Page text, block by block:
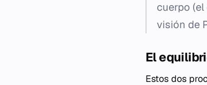
cuerpo
visión de
El
Estos dos